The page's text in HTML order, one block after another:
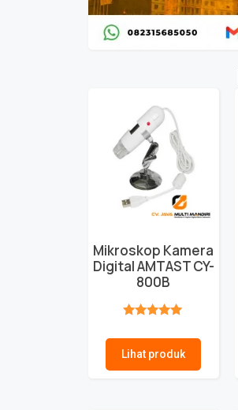
Mikroskop Kamera
Digital AMTAST CY-
800B
Lihat produk